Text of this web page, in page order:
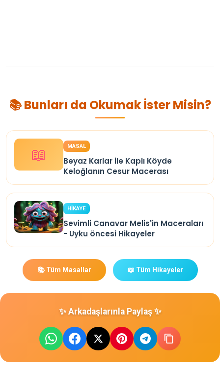
📚 Bunları da Okumak İster Misin?
📖 MASAL
Beyaz Karlar ile Kaplı Köyde
Keloğlanın Cesur Macerası
HİKAYE
Sevimli Canavar Melis'in Maceraları
- Uyku öncesi Hikayeler
📚 Tüm Masallar 📖 Tüm Hikayeler
✨ Arkadaşlarınla Paylaş ✨